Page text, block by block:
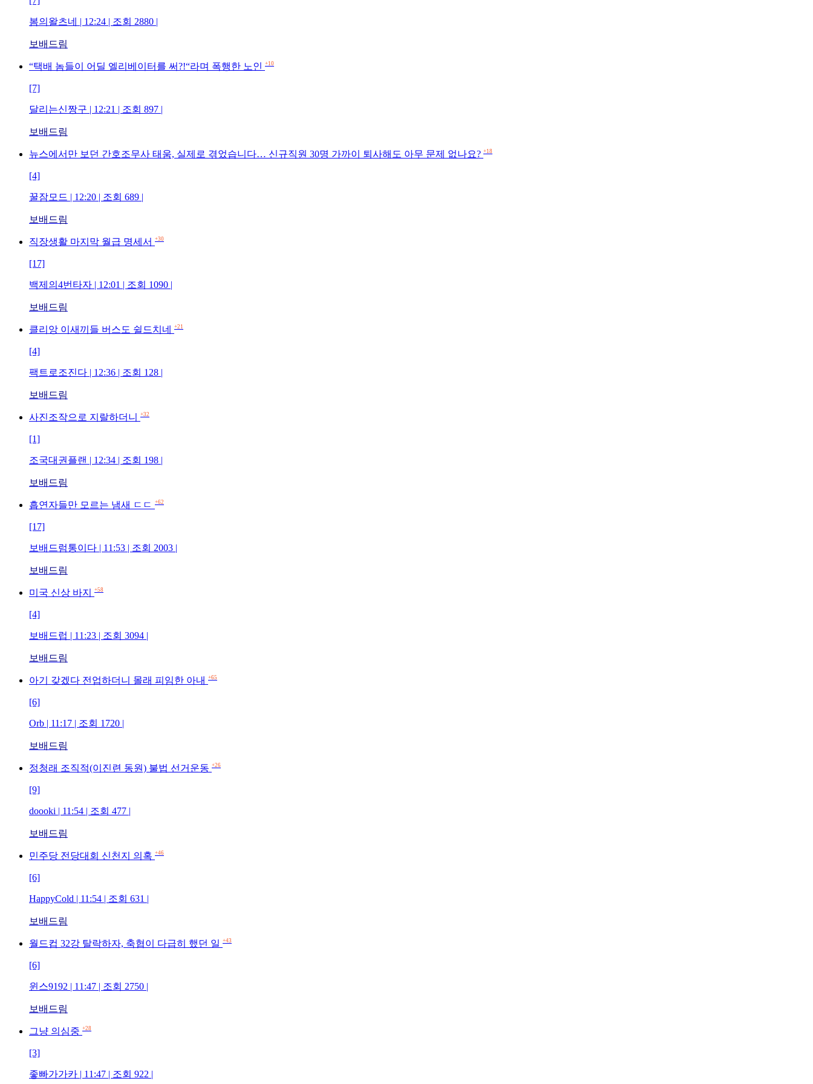
봄의왈츠네 | 12:24 | 조회 2880 |
보배드림
“택배 놈들이 어딜 엘리베이터를 써?!“라며 폭행한 노인 +10
[7]
달리는신짱구 | 12:21 | 조회 897 |
보배드림
뉴스에서만 보던 간호조무사 태움, 실제로 겪었습니다… 신규직원 30명 가까이 퇴사해도 아무 문제 없나요? +18
[4]
꿀잠모드 | 12:20 | 조회 689 |
보배드림
직장생활 마지막 월급 명세서 +30
[17]
백제의4번타자 | 12:01 | 조회 1090 |
보배드림
클리앙 이새끼들 버스도 쉴드치네 +21
[4]
팩트로조진다 | 12:36 | 조회 128 |
보배드림
사진조작으로 지랄하더니 +32
[1]
조국대권플랜 | 12:34 | 조회 198 |
보배드림
흡연자들만 모르는 냄새 ㄷㄷ +62
[17]
보배드럼통이다 | 11:53 | 조회 2003 |
보배드림
미국 신상 바지 +58
[4]
보배드럽 | 11:23 | 조회 3094 |
보배드림
아기 갖겠다 전업하더니 몰래 피임한 아내 +65
[6]
Orb | 11:17 | 조회 1720 |
보배드림
정청래 조직적(이진련 동원) 불법 선거운동 +26
[9]
doooki | 11:54 | 조회 477 |
보배드림
민주당 전당대회 신천지 의혹 +46
[6]
HappyCold | 11:54 | 조회 631 |
보배드림
월드컵 32강 탈락하자, 축협이 다급히 했던 일 +43
[6]
윈스9192 | 11:47 | 조회 2750 |
보배드림
그냥 의심중 +28
[3]
좋빠가가카 | 11:47 | 조회 922 |